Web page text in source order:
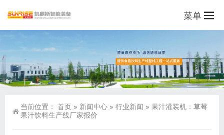
菜单
当前位置： 首页 » 新闻中心 » 行业新闻 » 果汁灌装机：草莓
果汁饮料生产线厂家报价